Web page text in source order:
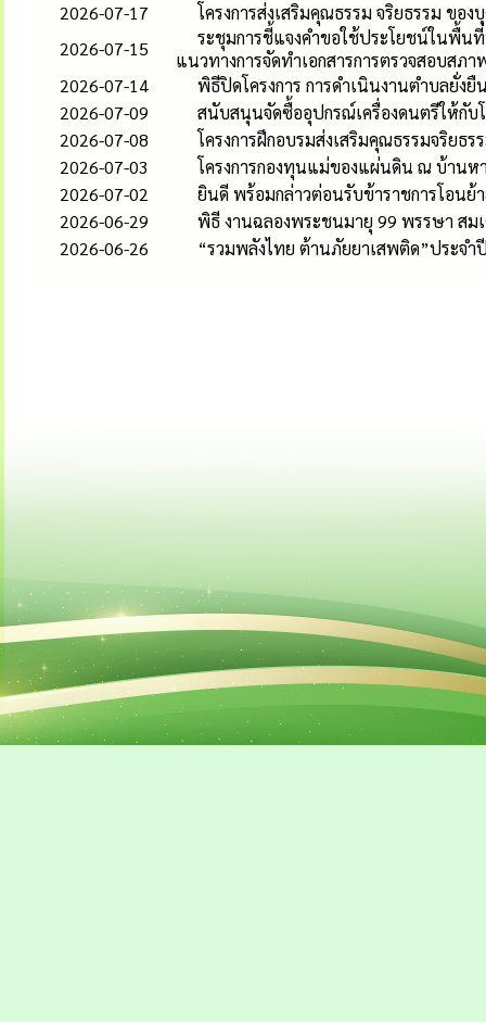
2026-07-17
โครงการส่งเสริมคุณธรรม จริยธรรม ขอ
2026-07-15
ระชุมการชี้แจงคำขอใช้ประโยชน์ในพื้น
แนวทางการจัดทำเอกสารการตรวจสอบสภ
2026-07-14
พิธีปิดโครงการ การดำเนินงานตำบลยั่
2026-07-09
สนับสนุนจัดซื้ออุปกรณ์เครื่องดนตรีให้กับ
2026-07-08
โครงการฝึกอบรมส่งเสริมคุณธรรมจริยธ
2026-07-03
โครงการกองทุนแม่ของแผ่นดิน ณ บ้านห
2026-07-02
ยินดี พร้อมกล่าวต่อนรับข้าราชการโอนย้
2026-06-29
พิธี งานฉลองพระชนมายุ 99 พรรษา สม
2026-06-26
“รวมพลังไทย ต้านภัยยาเสพติด”ประจำ